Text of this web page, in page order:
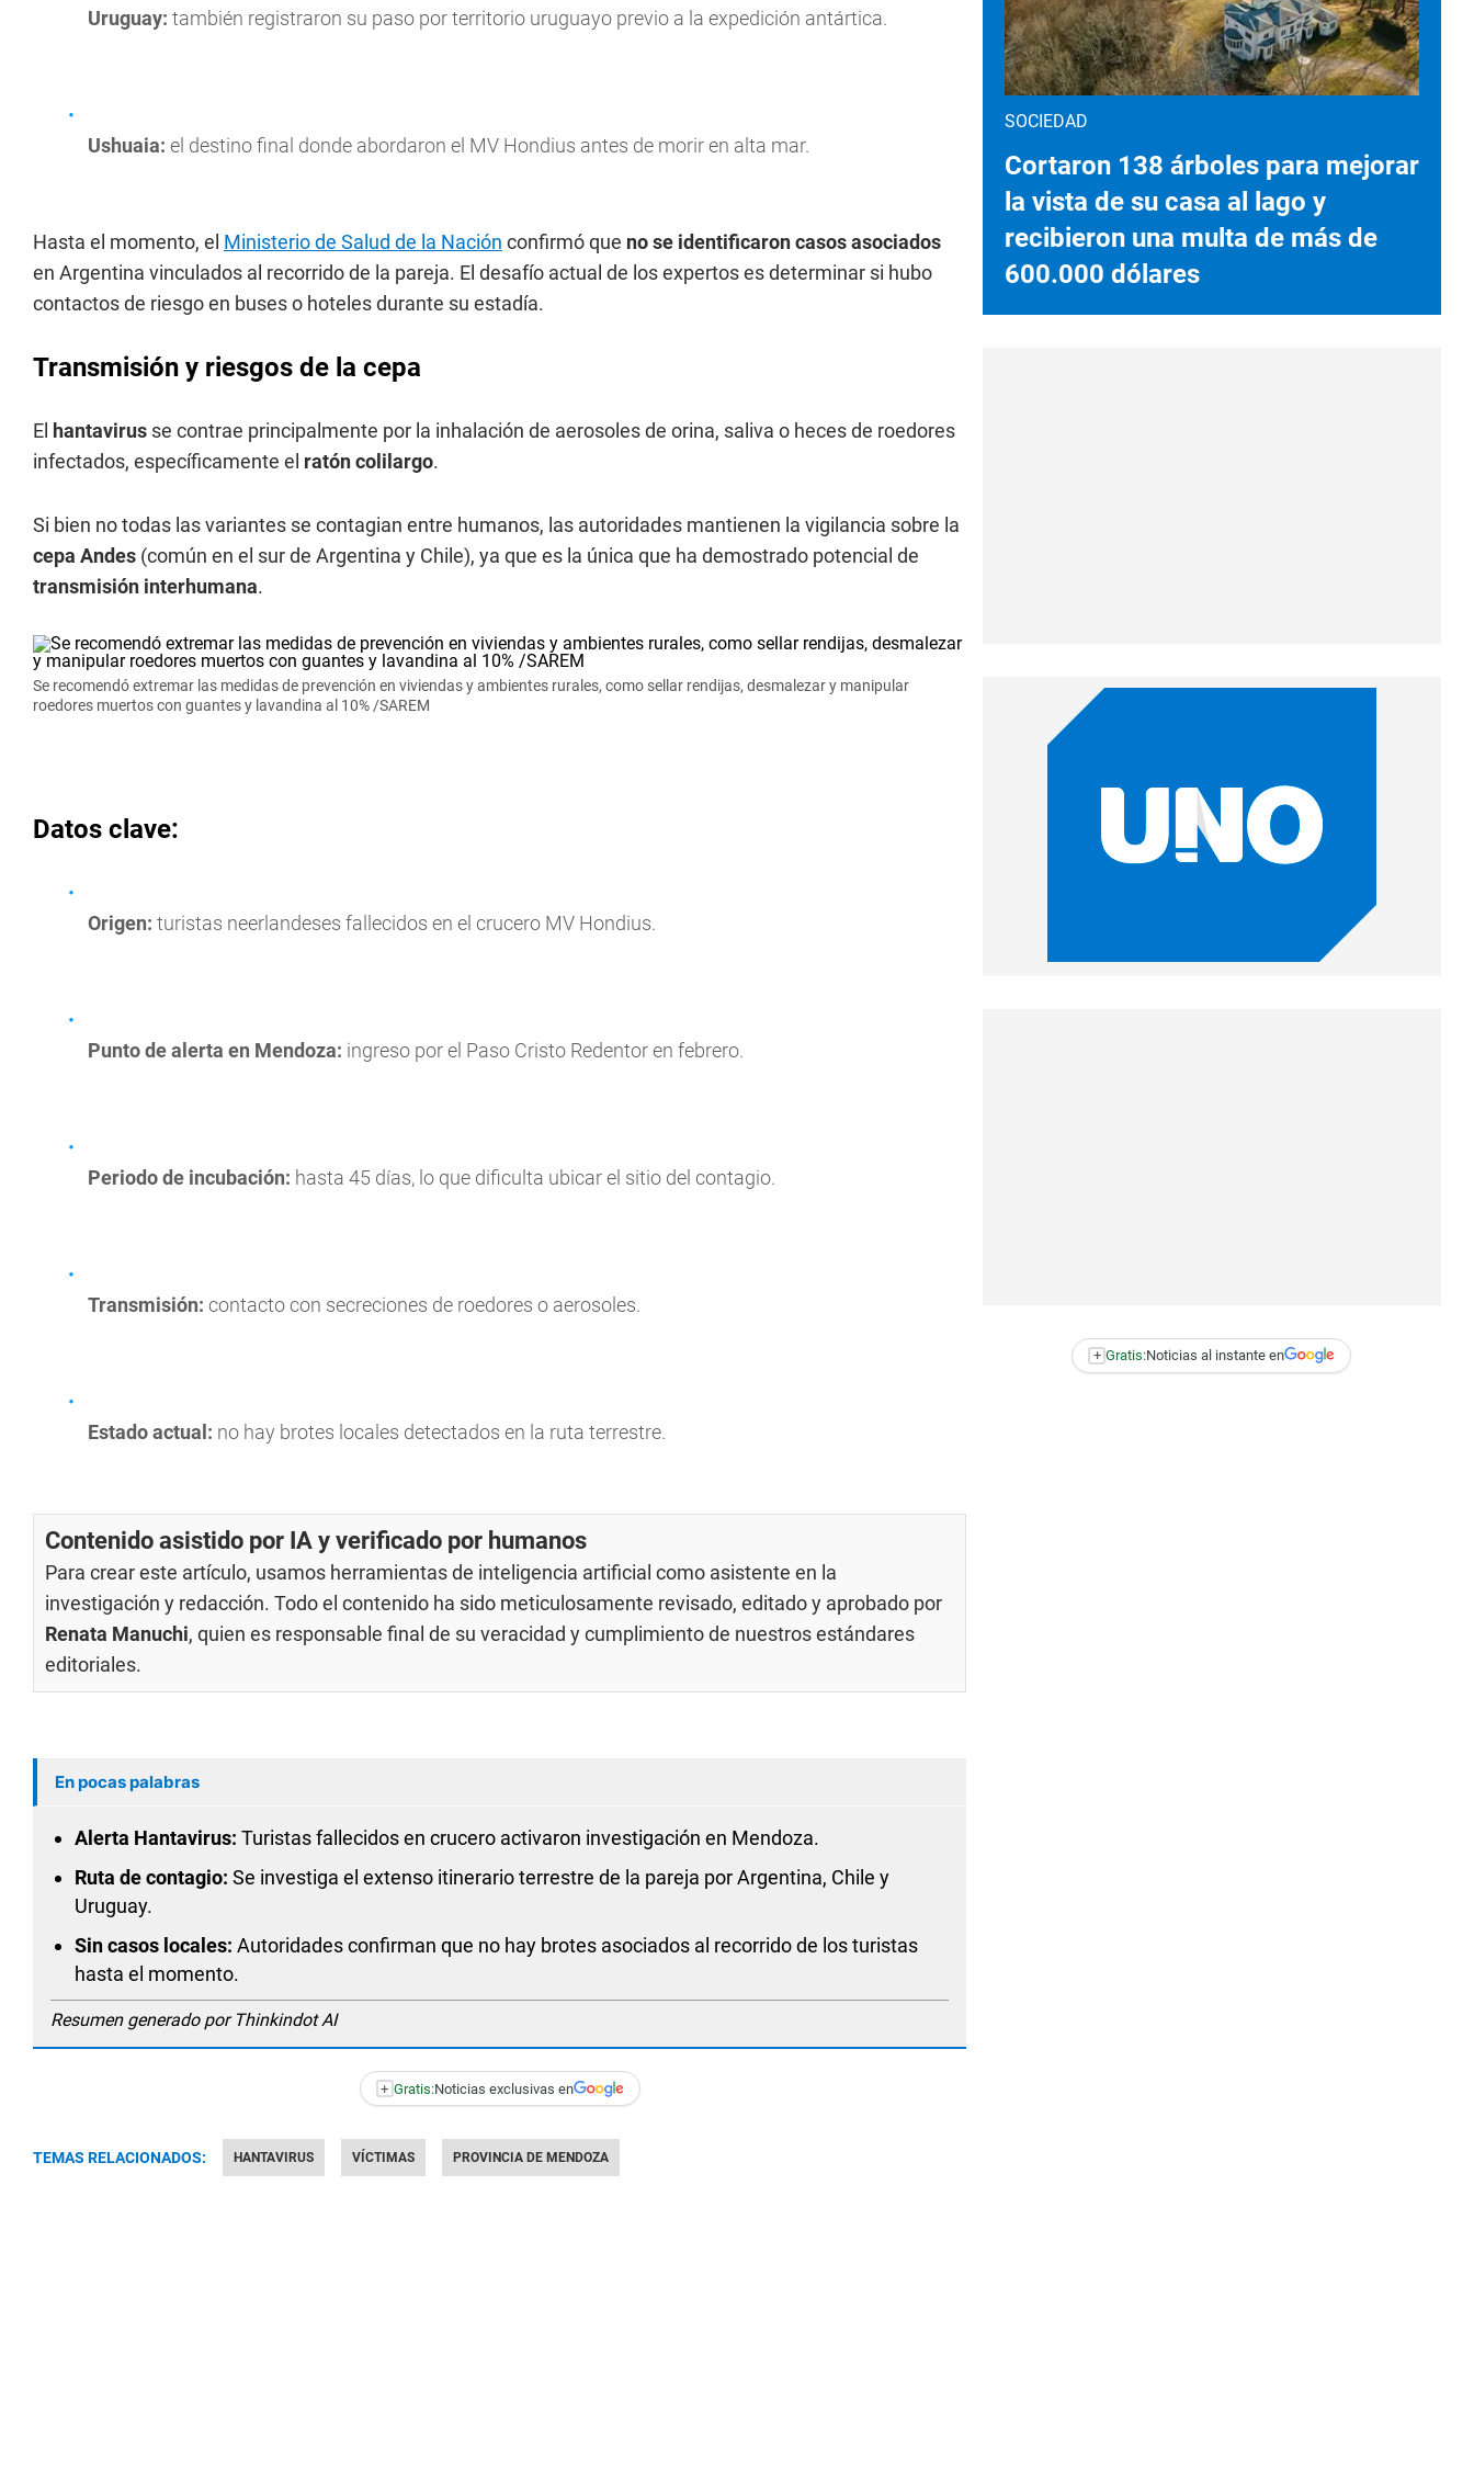
Uruguay: también registraron su paso por territorio uruguayo previo a la expedición antártica.
Ushuaia: el destino final donde abordaron el MV Hondius antes de morir en alta mar.
Hasta el momento, el Ministerio de Salud de la Nación confirmó que no se identificaron casos asociados
en Argentina vinculados al recorrido de la pareja. El desafío actual de los expertos es determinar si hubo
contactos de riesgo en buses o hoteles durante su estadía.
Transmisión y riesgos de la cepa
El hantavirus se contrae principalmente por la inhalación de aerosoles de orina, saliva o heces de roedores
infectados, específicamente el ratón colilargo.
Si bien no todas las variantes se contagian entre humanos, las autoridades mantienen la vigilancia sobre la
cepa Andes (común en el sur de Argentina y Chile), ya que es la única que ha demostrado potencial de
transmisión interhumana.
Se recomendó extremar las medidas de prevención en viviendas y ambientes rurales, como sellar rendijas, desmalezar y manipular
roedores muertos con guantes y lavandina al 10% /SAREM
Datos clave:
Origen: turistas neerlandeses fallecidos en el crucero MV Hondius.
Punto de alerta en Mendoza: ingreso por el Paso Cristo Redentor en febrero.
Periodo de incubación: hasta 45 días, lo que dificulta ubicar el sitio del contagio.
Transmisión: contacto con secreciones de roedores o aerosoles.
Estado actual: no hay brotes locales detectados en la ruta terrestre.
Contenido asistido por IA y verificado por humanos
Para crear este artículo, usamos herramientas de inteligencia artificial como asistente en la
investigación y redacción. Todo el contenido ha sido meticulosamente revisado, editado y aprobado por
Renata Manuchi, quien es responsable final de su veracidad y cumplimiento de nuestrosestándares
editoriales.
En pocas palabras
Alerta Hantavirus: Turistas fallecidos en crucero activaron investigación en Mendoza.
Ruta de contagio: Se investiga el extenso itinerario terrestre de la pareja por Argentina, Chile y
Uruguay.
Sin casos locales: Autoridades confirman que no hay brotes asociados al recorrido de los turistas
hasta el momento.
Resumen generado por Thinkindot AI
+ Gratis:Noticias exclusivas en
TEMAS RELACIONADOS: HANTAVIRUS VÍCTIMAS PROVINCIA DE MENDOZA
SOCIEDAD
Cortaron 138 árboles para mejorar
la vista de su casa al lago y
recibieron una multa de más de
600.000 dólares
+ Gratis:Noticias al instante en